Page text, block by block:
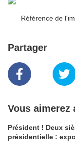
Référence de
Partager
Vous aimerez
Président ! Deux
présidentielle :